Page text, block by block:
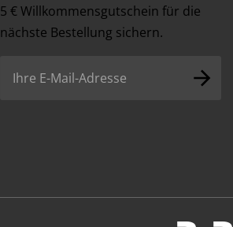
5 € Willkommensgutschein für die
nächste Bestellung sichern.